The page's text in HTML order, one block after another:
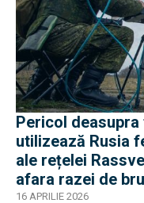
Pericol
utilizează Rusia
ale rețelei
afara razei de
16 APRILIE 2026